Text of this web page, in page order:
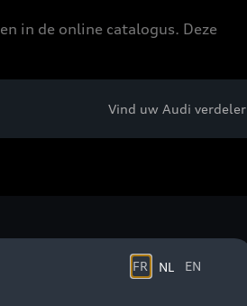
in de online catalogus. Deze
Vind uw Audi verdeler